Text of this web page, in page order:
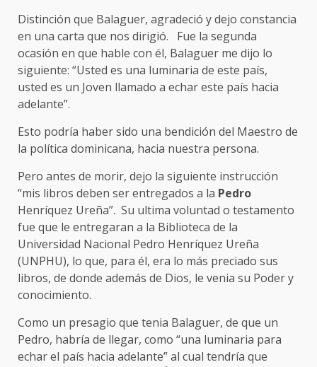
Distinción que Balaguer, agradeció y dejo constancia
en una carta que nos dirigió. Fue la segunda
ocasión en que hable con él, Balaguer me dijo lo
siguiente: “Usted es una luminaria de este país,
usted es un Joven llamado a echar este país hacia
adelante”.
Esto podría haber sido una bendición del Maestro de
la política dominicana, hacia nuestra persona.
Pero antes de morir, dejo la siguiente instrucción
“mis libros deben ser entregados a la Pedro
Henríquez Ureña”. Su ultima voluntad o testamento
fue que le entregaran a la Biblioteca de la
Universidad Nacional Pedro Henríquez Ureña
(UNPHU), lo que, para él, era lo más preciado sus
libros, de donde además de Dios, le venia su Poder y
conocimiento.
Como un presagio que tenia Balaguer, de que un
Pedro, habría de llegar, como “una luminaria para
echar el país hacia adelante” al cual tendría que